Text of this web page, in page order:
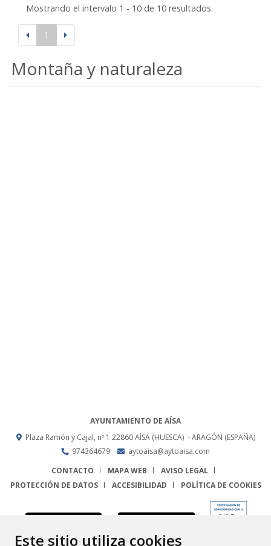
Este sitio utiliza cookies
Mostrando el intervalo 1 - 10 de 10 resultados.
1
Montaña y naturaleza
AYUNTAMIENTO DE AÍSA
Plaza Ramón y Cajal, nº 1 22860 AÍSA (HUESCA) - ARAGÓN (ESPAÑA)
974364679
aytoaisa@aytoaisa.com
CONTACTO
MAPA WEB
AVISO LEGAL
PROTECCIÓN DE DATOS
ACCESIBILIDAD POLÍTICA DE COOKIES